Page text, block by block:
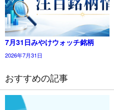
7月31日みやけウォッチ銘柄
2026年7月31日
おすすめの記事